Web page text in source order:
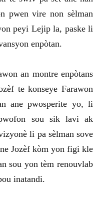
pwen vire non sèlman
peyi Lejip la, paske li
enpòtan.
an montre enpòtans
te konseye Farawon
ane pwosperite yo, li
sou sik lavi ak
li pa sèlman sove
Jozèf kòm yon figi kle
sou yon tèm renouvlab
inatandi.